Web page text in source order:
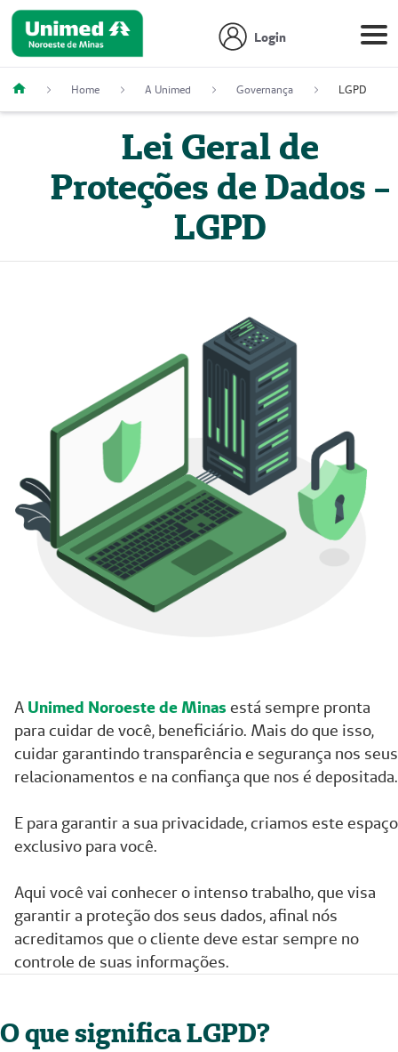
Login
Home A Unimed Governança LGPD
Lei Geral de
Proteções de Dados -
LGPD
A Unimed Noroeste de Minas está sempre pronta
para cuidar de você, beneficiário. Mais do que isso,
cuidar garantindo transparência e segurança nos seus
relacionamentos e na confiança que nos é depositada.
E para garantir a sua privacidade, criamos este espaço
exclusivo para você.
Aqui você vai conhecer o intenso trabalho, que visa
garantir a proteção dos seus dados, afinal nós
acreditamos que o cliente deve estar sempre no
controle de suas informações.
O que significa LGPD?